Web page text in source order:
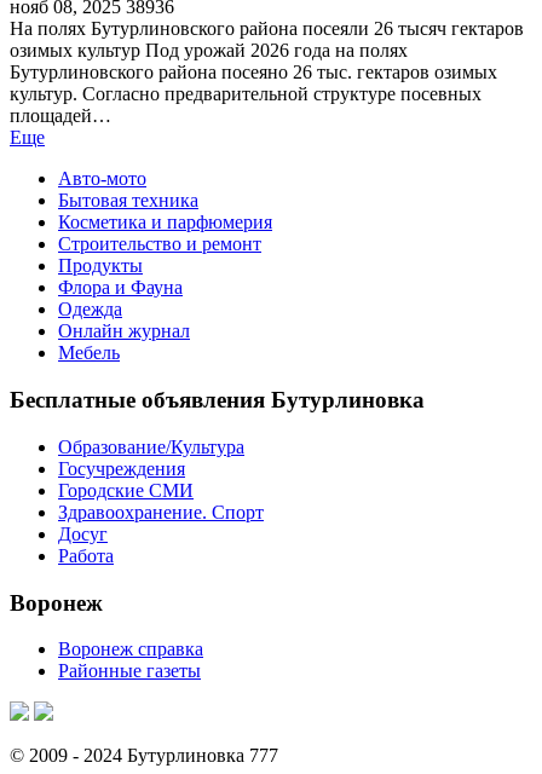
нояб 08, 2025 38936
На полях Бутурлиновского района посеяли 26 тысяч гектаров
озимых культур Под урожай 2026 года на полях
Бутурлиновского района посеяно 26 тыс. гектаров озимых
культур. Согласно предварительной структуре посевных
площадей…
Еще
Авто-мото
Бытовая техника
Косметика и парфюмерия
Строительство и ремонт
Продукты
Флора и Фауна
Одежда
Онлайн журнал
Мебель
Бесплатные объявления Бутурлиновка
Образование/Культура
Госучреждения
Городские СМИ
Здравоохранение. Спорт
Досуг
Работа
Воронеж
Воронеж справка
Районные газеты
© 2009 - 2024 Бутурлиновка 777